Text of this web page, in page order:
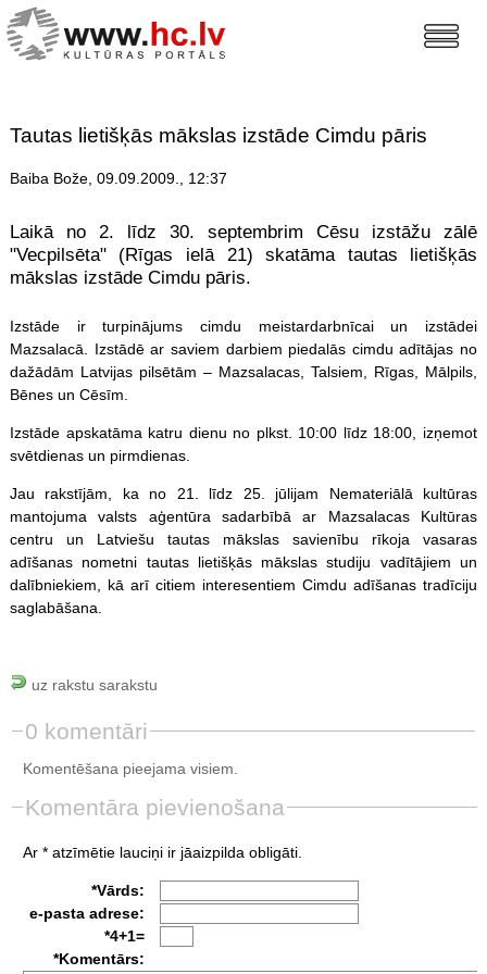
Tautas lietišķās mākslas izstāde Cimdu pāris
Baiba Bože, 09.09.2009., 12:37
Laikā no 2. līdz 30. septembrim Cēsu izstāžu zālē
"Vecpilsēta" (Rīgas ielā 21) skatāma tautas lietišķās
mākslas izstāde Cimdu pāris.
Izstāde ir turpinājums cimdu meistardarbnīcai un izstādei
Mazsalacā. Izstādē ar saviem darbiem piedalās cimdu adītājas no
dažādām Latvijas pilsētām – Mazsalacas, Talsiem, Rīgas, Mālpils,
Bēnes un Cēsīm.
Izstāde apskatāma katru dienu no plkst. 10:00 līdz 18:00, izņemot
svētdienas un pirmdienas.
Jau rakstījām, ka no 21. līdz 25. jūlijam Nemateriālā kultūras
mantojuma valsts aģentūra sadarbībā ar Mazsalacas Kultūras
centru un Latviešu tautas mākslas savienību rīkoja vasaras
adīšanas nometni tautas lietišķās mākslas studiju vadītājiem un
dalībniekiem, kā arī citiem interesentiem Cimdu adīšanas tradīciju
saglabāšana.
uz rakstu sarakstu
0 komentāri
Komentēšana pieejama visiem.
Komentāra pievienošana
Ar * atzīmētie lauciņi ir jāaizpilda obligāti.
*Vārds:
e-pasta adrese:
*4+1=
*Komentārs: